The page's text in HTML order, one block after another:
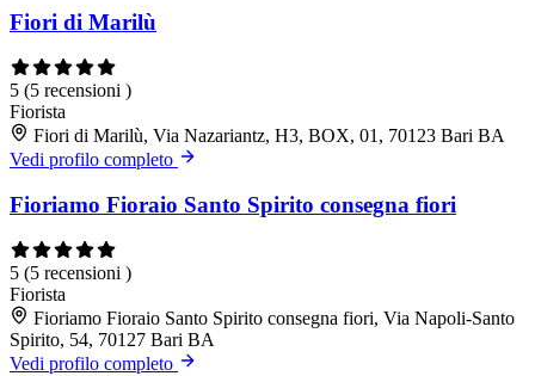
Fiori di Marilù
5 (5 recensioni )
Fiorista
Fiori di Marilù, Via Nazariantz, H3, BOX, 01, 70123 Bari BA
Vedi profilo completo
Fioriamo Fioraio Santo Spirito consegna fiori
5 (5 recensioni )
Fiorista
Fioriamo Fioraio Santo Spirito consegna fiori, Via Napoli-Santo
Spirito, 54, 70127 Bari BA
Vedi profilo completo